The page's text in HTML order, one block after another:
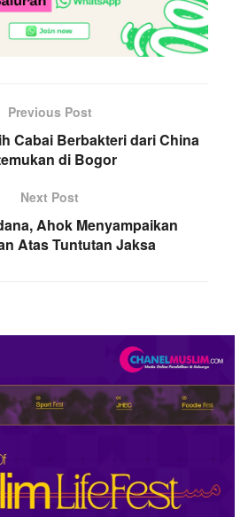
Previous Post
Cabai Berbakteri dari China
di Bogor
Next Post
Ahok Menyampaikan
Atas Tuntutan Jaksa